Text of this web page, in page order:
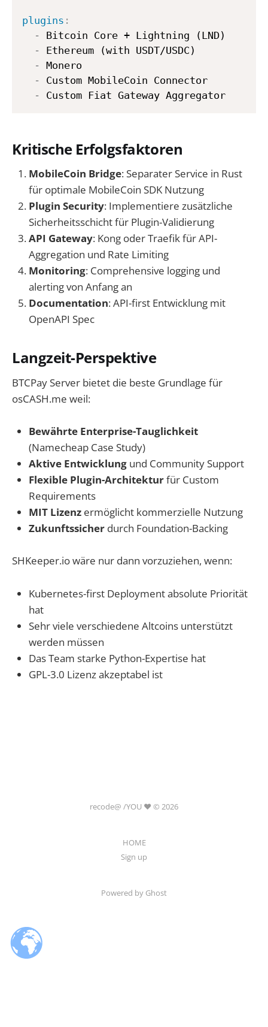
plugins :
- Bitcoin Core + Lightning (LND)
- Ethereum (with USDT/USDC)
- Monero
- Custom MobileCoin Connector
-
Kritische Erfolgsfaktoren
MobileCoin Bridge: Separater Service in Rust
für optimale MobileCoin SDK Nutzung
Plugin Security: Implementiere zusätzliche
Sicherheitsschicht für Plugin-Validierung
API Gateway: Kong oder Traefik für API-
Aggregation und Rate Limiting
Monitoring: Comprehensive logging und
alerting von Anfang an
Documentation: API-first Entwicklung mit
OpenAPI Spec
Langzeit-Perspektive
BTCPay Server bietet die beste Grundlage für
osCASH.me weil:
Bewährte Enterprise-Tauglichkeit
(Namecheap Case Study)
Aktive Entwicklung und Community Support
Flexible Plugin-Architekturfür Custom
Requirements
MIT Lizenz ermöglicht kommerzielle Nutzung
Zukunftssicher durch Foundation-Backing
SHKeeper.io wäre nur dann vorzuziehen, wenn:
Kubernetes-first Deployment absolute Priorität
hat
Sehr viele verschiedene Altcoins unterstützt
werden müssen
Das Team starke Python-Expertise hat
GPL-3.0 Lizenz akzeptabel ist
recode@ /YOU ❤️ © 2026
HOME
Sign up
Powered by Ghost